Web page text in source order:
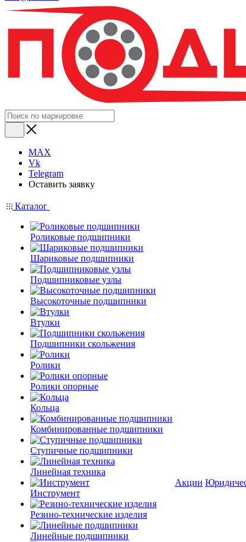
MAX
Vk
Telegram
Оставить заявку
Каталог
Роликовые подшипники
Шариковые подшипники
Подшипниковые узлы
Высокоточные подшипники
Втулки
Подшипники скольжения
Ролики
Ролики опорные
Кольца
Комбинированные подшипники
Ступичные подшипники
Линейная техника
Инструмент
Резино-технические изделия
Линейные подшипники
Акции